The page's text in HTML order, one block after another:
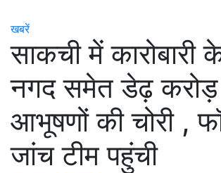
खबरें
साकची में कारोबारी
नगद समेत डेढ़
आभूषणों की चोरी ,
जांच टीम पहुंची